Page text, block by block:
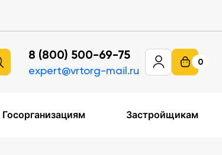
8 (800) 500-69-75
expert@vrtorg-mail.ru
0
Госорганизациям Застройщикам